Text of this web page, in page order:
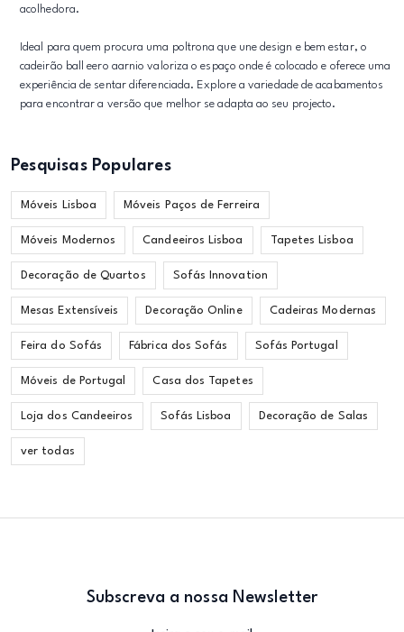
acolhedora.
Ideal para quem procura uma poltrona que une design e bem estar, o
cadeirão ball eero aarnio valoriza o espaço onde é colocado e oferece uma
experiência de sentar diferenciada. Explore a variedade de acabamentos
para encontrar a versão que melhor se adapta ao seu projecto.
Pesquisas Populares
Móveis Lisboa Móveis Paços de Ferreira
Móveis Modernos Candeeiros Lisboa Tapetes Lisboa
Decoração de Quartos Sofás Innovation
Mesas Extensíveis Decoração Online Cadeiras Modernas
Feira do Sofás Fábrica dos Sofás Sofás Portugal
Móveis de Portugal Casa dos Tapetes
Loja dos Candeeiros Sofás Lisboa Decoração de Salas
ver todas
Subscreva a nossa Newsletter